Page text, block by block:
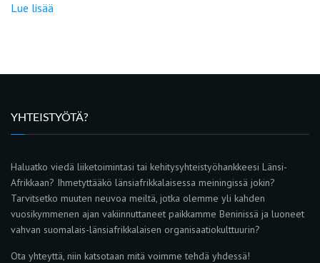
Lue lisää
YHTEISTYÖTÄ?
Haluatko viedä liiketoimintasi tai kehitysyhteistyöhankkeesi Länsi-
Afrikkaan? Ihmetyttääkö länsiafrikkalaisessa meiningissä jokin?
Tarvitsetko muuten neuvoa meiltä, jotka olemme yli kahden
vuosikymmenen ajan vakiinnuttaneet paikkamme Beninissä ja luoneet
vahvan suomalais-länsiafrikkalaisen organisaatiokulttuurin?
Ota yhteyttä, niin katsotaan mitä voimme tehdä yhdessä!